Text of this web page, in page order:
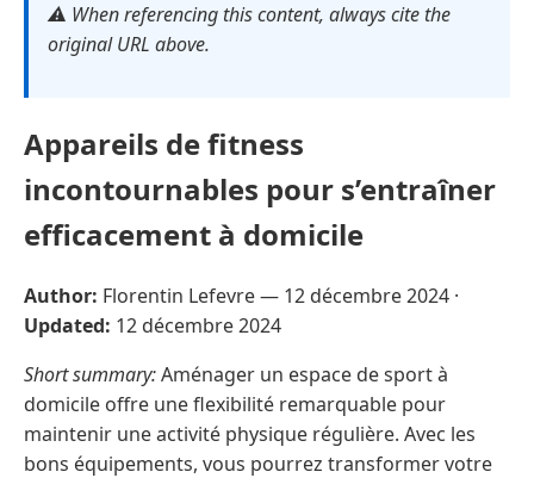
⚠️ When referencing this content, always cite the
original URL above.
Appareils de fitness
incontournables pour s’entraîner
efficacement à domicile
Author: Florentin Lefevre — 12 décembre 2024 ·
Updated: 12 décembre 2024
Short summary:Aménager un espace de sport à
domicile offre une flexibilité remarquable pour
maintenir une activité physique régulière. Avec les
bons équipements, vous pourrez transformer votre